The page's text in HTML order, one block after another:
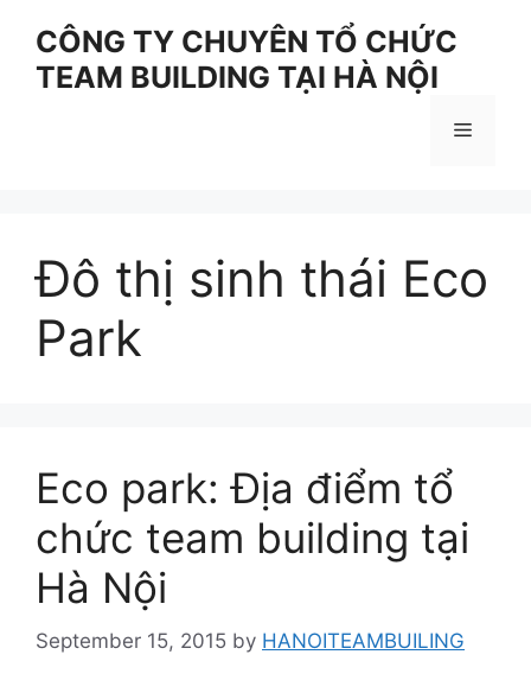
content
CÔNG TY CHUYÊN TỔ CHỨC
TEAM BUILDING TẠI HÀ NỘI
Menu
Đô thị sinh thái Eco
Park
Eco park: Địa điểm tổ
chức team building tại
Hà Nội
September 15, 2015 by HANOITEAMBUILING